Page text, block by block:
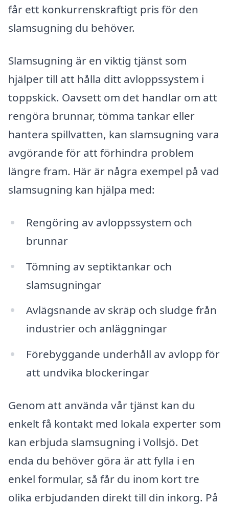
får ett konkurrenskraftigt pris för den
slamsugning du behöver.
Slamsugning är en viktig tjänst som
hjälper till att hålla ditt avloppssystem i
toppskick. Oavsett om det handlar om att
rengöra brunnar, tömma tankar eller
hantera spillvatten, kan slamsugning vara
avgörande för att förhindra problem
längre fram. Här är några exempel på vad
slamsugning kan hjälpa med:
Rengöring av avloppssystem och
brunnar
Tömning av septiktankar och
slamsugningar
Avlägsnande av skräp och sludge från
industrier och anläggningar
Förebyggande underhåll av avlopp för
att undvika blockeringar
Genom att använda vår tjänst kan du
enkelt få kontakt med lokala experter som
kan erbjuda slamsugning i Vollsjö. Det
enda du behöver göra är att fylla i en
enkel formular, så får du inom kort tre
olika erbjudanden direkt till din inkorg. På